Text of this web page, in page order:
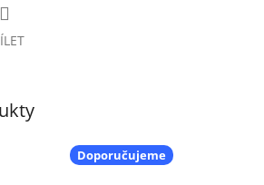
Doporučujeme